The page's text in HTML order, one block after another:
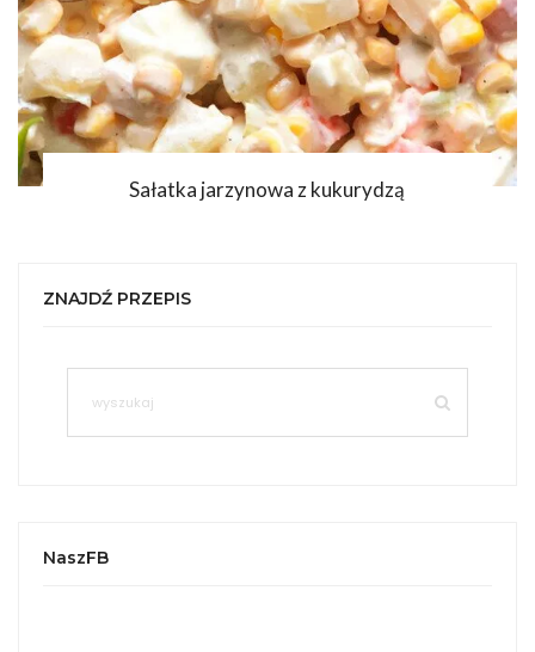
Sałatka jarzynowa z kukurydzą
ZNAJDŹ PRZEPIS
NaszFB